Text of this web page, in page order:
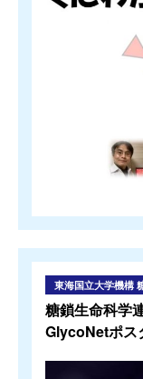
東海国立大学機構
糖鎖生命科学
GlycoNetポス